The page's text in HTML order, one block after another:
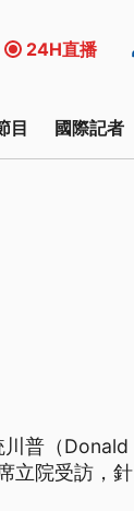
24H直播
目 國際記者
普（Donald
立院受訪，針